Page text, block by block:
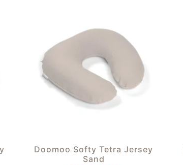
Doomoo Softy Tetra Jersey
Sand